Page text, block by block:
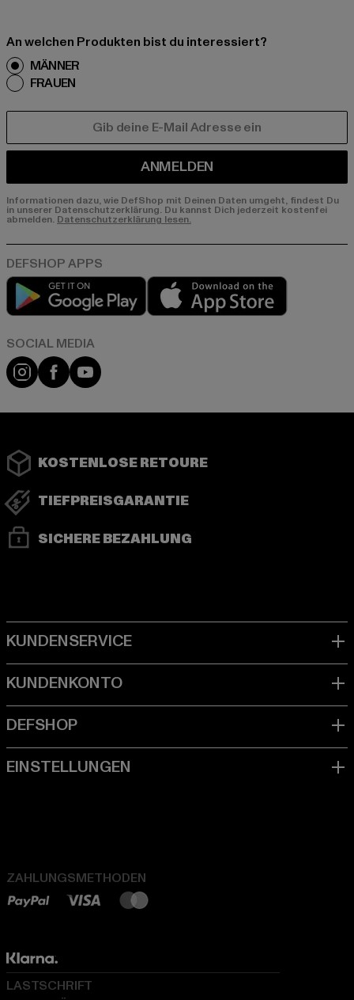
An welchen Produkten bist du interessiert?
MÄNNER
FRAUEN
ANMELDEN
Informationen dazu, wie DefShop mit Deinen Daten umgeht, findest Du
in unserer Datenschutzerklärung. Du kannst Dich jederzeit kostenfei
abmelden. Datenschutzerklärung lesen.
Play market
Instagram
FacebookYouTube
KOSTENLOSE RETOURE
TIEFPREISGARANTIE
SICHERE BEZAHLUNG
ZAHLUNGSMETHODEN
LASTSCHRIFT